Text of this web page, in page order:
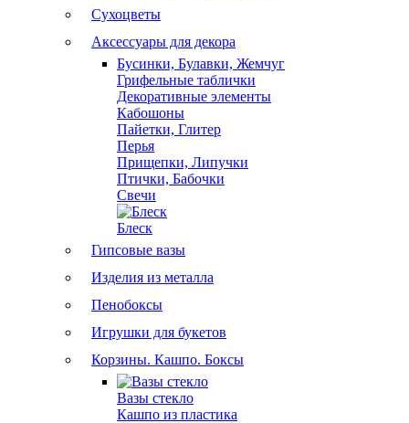
Сухоцветы
Аксессуары для декора
Бусинки, Булавки, Жемчуг
Грифельные таблички
Декоративные элементы
Кабошоны
Пайетки, Глитер
Перья
Прищепки, Липучки
Птички, Бабочки
Свечи
Блеск
Гипсовые вазы
Изделия из металла
Пенобоксы
Игрушки для букетов
Корзины. Кашпо. Боксы
Вазы стекло
Кашпо из пластика